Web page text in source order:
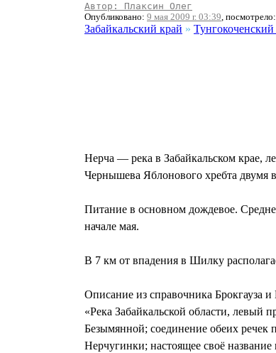
Автор: Плаксин Олег
Опубликовано: 9 мая 2009 г. 03:39,
Забайкальский край »
Нерча — река в Забайкальском крае,
Чернышева Яблонового хребта двумя
Питание в основном дождевое.
начале мая.
В 7 км от впадения в Шилку
Описание из справочника Брокгауза
«Река Забайкальской области, левый
Безымянной; соединение обеих речек
Нерчугинки; настоящее своё